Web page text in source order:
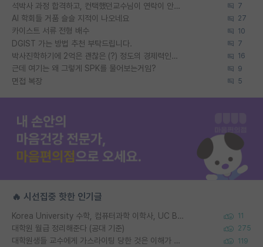
석박사 과정 합격하고, 컨택했던교수님이 연락이 안됩니다... 7
AI 학회들 거품 슬슬 지적이 나오네요 27
카이스트 서류 전형 배수 10
DGIST 가는 방법 추천 부탁드립니다. 7
박사진학하기에 2억은 괜찮은 (?) 정도의 경제력인가요 16
근데 여기는 왜 그렇게 SPK를 물어보는거임? 9
면접 복장 5
🔥 시선집중 핫한 인기글
Korea University 수학, 컴퓨터과학 이학사, UC Berkeley 산업공학 대학원 공학박사가 되는 것은 쉽지 않겠죠? 11
대학원 월급 정리해준다 (공대 기준) 275
대학원생들 교수에게 가스라이팅 당한 것은 이해가 갑니다. 안타깝네요. 119